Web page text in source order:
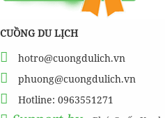
CUỒNG DU LỊCH
hotro@cuongdulich.vn
phuong@cuongdulich.vn
Hotline: 0963551271